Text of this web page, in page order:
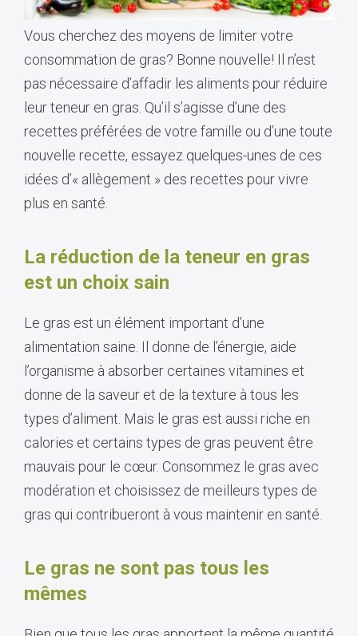
Vous cherchez des moyens de limiter votre
consommation de gras? Bonne nouvelle! Il n’est
pas nécessaire d’affadir les aliments pour réduire
leur teneur en gras. Qu’il s’agisse d’une des
recettes préférées de votre famille ou d’une toute
nouvelle recette, essayez quelques-unes de ces
idées d’« allègement » des recettes pour vivre
plus en santé.
La réduction de la teneur en gras
est un choix sain
Le gras est un élément important d’une
alimentation saine. Il donne de l’énergie, aide
l’organisme à absorber certaines vitamines et
donne de la saveur et de la texture à tous les
types d’aliment. Mais le gras est aussi riche en
calories et certains types de gras peuvent être
mauvais pour le cœur. Consommez le gras avec
modération et choisissez de meilleurs types de
gras qui contribueront à vous maintenir en santé.
Le gras ne sont pas tous les
mêmes